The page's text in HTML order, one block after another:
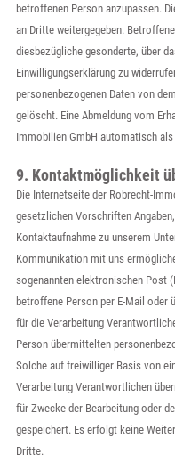
betroffenen Person anzupassen.
an Dritte weitergegeben.
diesbezügliche gesonderte, über
Einwilligungserklärung zu
personenbezogenen Daten von
gelöscht. Eine Abmeldung vom
Immobilien GmbH automatisch als
9. Kontaktmöglichkeit
Die Internetseite der Robrecht-
gesetzlichen Vorschriften
Kontaktaufnahme zu unserem
Kommunikation mit uns
sogenannten elektronischen Post
betroffene Person per E-Mail oder
für die Verarbeitung
Person übermittelten
Solche auf freiwilliger Basis von
Verarbeitung Verantwortlichen
für Zwecke der Bearbeitung oder
gespeichert. Es erfolgt keine
Dritte.